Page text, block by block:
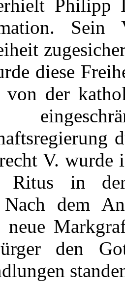
. Sein
diese
von der
V. wurde
Ritus in
Nach dem
neue
den